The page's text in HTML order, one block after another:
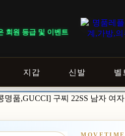
라 혜택이 다르게 적용됩니다.
지갑 신발 벨
명품,GUCCI] 구찌 22SS 남자 여